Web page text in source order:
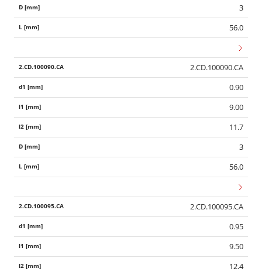
3
56.0
2.CD.100090.CA
0.90
9.00
11.7
3
56.0
2.CD.100095.CA
0.95
9.50
12.4